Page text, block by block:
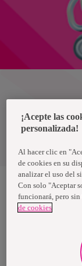
Nosotras, una
higiene y salud.
propósito es
consumidores,
general.
principales marcas
como Actimove,
¡Acepte las
personalizada!
Al hacer clic en
de cookies en su
analizar el uso del
Con solo "Aceptar
funcionará, pero sin
de cookies